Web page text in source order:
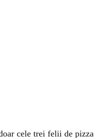
cele trei felii de pizza